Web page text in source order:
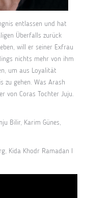
entlassen und hat
Überfalls zurück
will er seiner Exfrau
nichts mehr von ihm
um aus Loyalität
zu gehen. Was Arash
von Coras Tochter Juju.
Bilir, Karim Günes,
Kida Khodr Ramadan I